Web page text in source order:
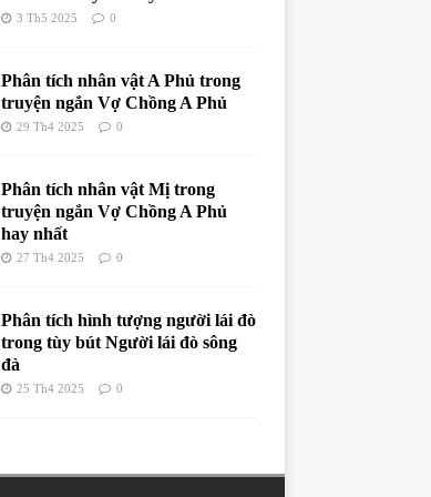
3 Th5 2025 0
Phân tích nhân vật A Phủ trong
truyện ngắn Vợ Chồng A Phủ
29 Th4 2025 0
Phân tích nhân vật Mị trong
truyện ngắn Vợ Chồng A Phủ
hay nhất
27 Th4 2025 0
Phân tích hình tượng người lái đò
trong tùy bút Người lái đò sông
đà
25 Th4 2025 0